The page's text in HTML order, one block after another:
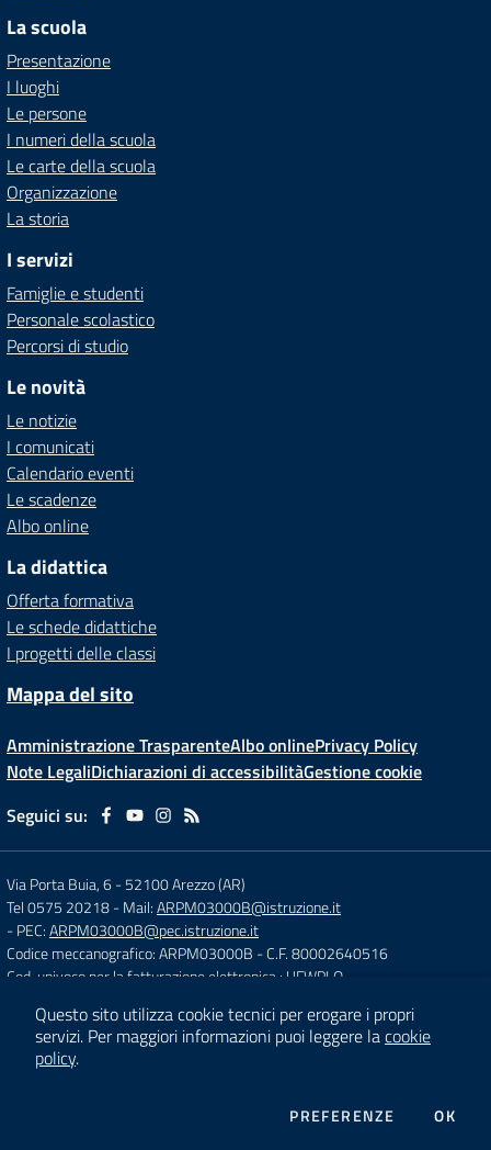
La scuola
Presentazione
I luoghi
Le persone
I numeri della scuola
Le carte della scuola
Organizzazione
La storia
I servizi
Famiglie e studenti
Personale scolastico
Percorsi di studio
Le novità
Le notizie
I comunicati
Calendario eventi
Le scadenze
Albo online
La didattica
Offerta formativa
Le schede didattiche
I progetti delle classi
Mappa del sito
Amministrazione TrasparenteAlbo onlinePrivacy Policy
Note LegaliDichiarazioni di accessibilitàGestione cookie
Seguici su:
Via Porta Buia, 6-52100 Arezzo (AR)
Tel 0575 20218- Mail:ARPM03000B@istruzione.it
- PEC:ARPM03000B@pec.istruzione.it
Codice meccanografico: ARPM03000B - C.F. 80002640516
Cod. univoco per la fatturazione elettronica : UFWPLQ
Concept & Design by
Designers Italia
Questo sito utilizza cookie tecnici per erogare i propri
servizi. Per maggiori informazioni puoi leggere lacookie
policy.
PREFERENZE DEI COOKIE
OK